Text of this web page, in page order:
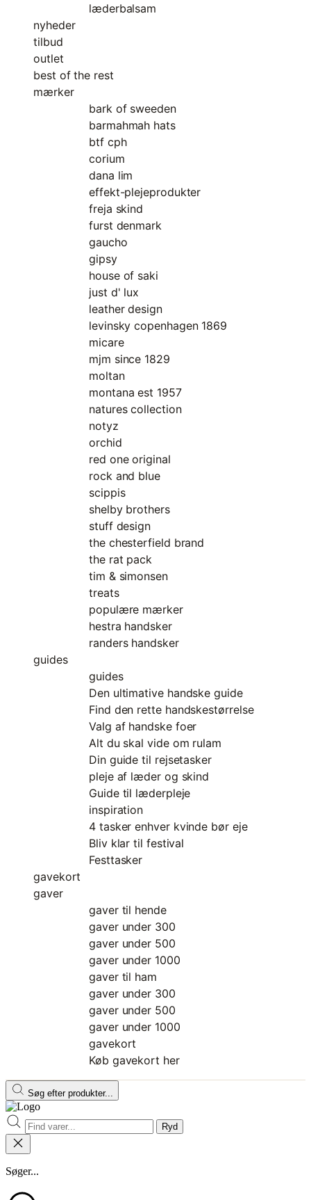
læderbalsam
nyheder
tilbud
outlet
best of the rest
mærker
bark of sweeden
barmahmah hats
btf cph
corium
dana lim
effekt-plejeprodukter
freja skind
furst denmark
gaucho
gipsy
house of saki
just d' lux
leather design
levinsky copenhagen 1869
micare
mjm since 1829
moltan
montana est 1957
natures collection
notyz
orchid
red one original
rock and blue
scippis
shelby brothers
stuff design
the chesterfield brand
the rat pack
tim & simonsen
treats
populære mærker
hestra handsker
randers handsker
guides
guides
Den ultimative handske guide
Find den rette handskestørrelse
Valg af handske foer
Alt du skal vide om rulam
Din guide til rejsetasker
pleje af læder og skind
Guide til læderpleje
inspiration
4 tasker enhver kvinde bør eje
Bliv klar til festival
Festtasker
gavekort
gaver
gaver til hende
gaver under 300
gaver under 500
gaver under 1000
gaver til ham
gaver under 300
gaver under 500
gaver under 1000
gavekort
Køb gavekort her
Søg efter produkter...
Ryd
Søger...